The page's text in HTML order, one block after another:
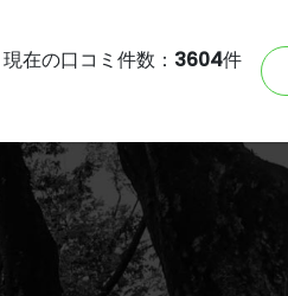
現在の口コミ件数： 3604件